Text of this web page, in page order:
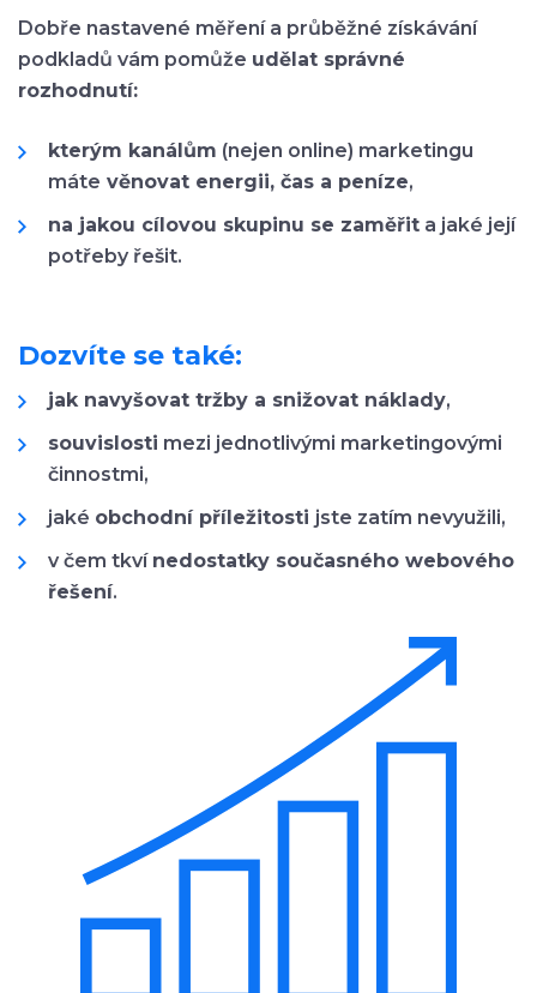
Dobře nastavené měření a průběžné získávání
podkladů vám pomůže udělat správné
rozhodnutí:
kterým kanálům (nejen online) marketingu
máte věnovat energii, čas a peníze,
na jakou cílovou skupinu se zaměřit a jaké její
potřeby řešit.
Dozvíte se také:
jak navyšovat tržby a snižovat náklady,
souvislosti mezi jednotlivými marketingovými
činnostmi,
jaké obchodní příležitosti jste zatím nevyužili,
v čem tkví nedostatky současného webového
řešení.